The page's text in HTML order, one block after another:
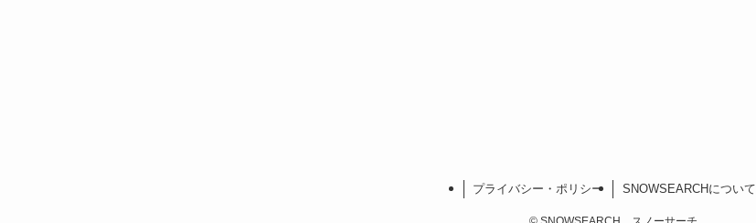
プライバシー・ポリシー SNOWSEARCHについて